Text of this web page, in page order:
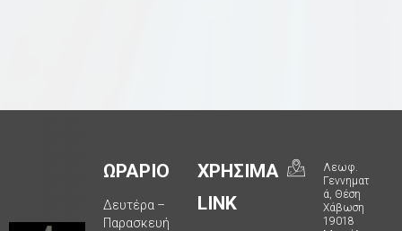
ΩΡΑΡΙΟ
Δευτέρα –
Παρασκευή
ΧΡΗΣΙΜΑ
LINK
Λεωφ.
Γεννηματ
ά, Θέση
Χάβωση
19018